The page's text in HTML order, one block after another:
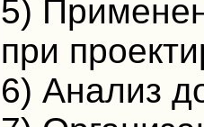
5)
при
6) Анализ